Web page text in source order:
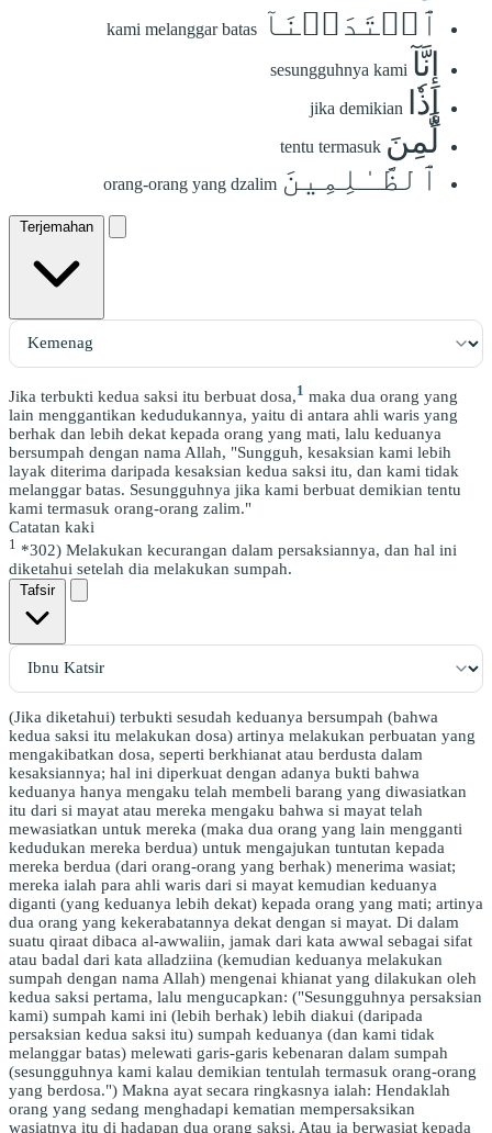
ٱعۡتَدَيۡنَآ kami melanggar batas
إِنَّآ sesungguhnya kami
إِذٗا jika demikian
لَّمِنَ tentu termasuk
ٱلظَّـٰلِمِينَ orang-orang yang dzalim
Terjemahan
Jika terbukti kedua saksi itu berbuat dosa,1 maka dua orang yang
lain menggantikan kedudukannya, yaitu di antara ahli waris yang
berhak dan lebih dekat kepada orang yang mati, lalu keduanya
bersumpah dengan nama Allah, "Sungguh, kesaksian kami lebih
layak diterima daripada kesaksian kedua saksi itu, dan kami tidak
melanggar batas. Sesungguhnya jika kami berbuat demikian tentu
kami termasuk orang-orang zalim."
Catatan kaki
1 *302) Melakukan kecurangan dalam persaksiannya, dan hal ini
diketahui setelah dia melakukan sumpah.
Tafsir
(Jika diketahui) terbukti sesudah keduanya bersumpah (bahwa
kedua saksi itu melakukan dosa) artinya melakukan perbuatan yang
mengakibatkan dosa, seperti berkhianat atau berdusta dalam
kesaksiannya; hal ini diperkuat dengan adanya bukti bahwa
keduanya hanya mengaku telah membeli barang yang diwasiatkan
itu dari si mayat atau mereka mengaku bahwa si mayat telah
mewasiatkan untuk mereka (maka dua orang yang lain mengganti
kedudukan mereka berdua) untuk mengajukan tuntutan kepada
mereka berdua (dari orang-orang yang berhak) menerima wasiat;
mereka ialah para ahli waris dari si mayat kemudian keduanya
diganti (yang keduanya lebih dekat) kepada orang yang mati; artinya
dua orang yang kekerabatannya dekat dengan si mayat. Di dalam
suatu qiraat dibaca al-awwaliin, jamak dari kata awwal sebagai sifat
atau badal dari kata alladziina (kemudian keduanya melakukan
sumpah dengan nama Allah) mengenai khianat yang dilakukan oleh
kedua saksi pertama, lalu mengucapkan: ("Sesungguhnya persaksian
kami) sumpah kami ini (lebih berhak) lebih diakui (daripada
persaksian kedua saksi itu) sumpah keduanya (dan kami tidak
melanggar batas) melewati garis-garis kebenaran dalam sumpah
(sesungguhnya kami kalau demikian tentulah termasuk orang-orang
yang berdosa.") Makna ayat secara ringkasnya ialah: Hendaklah
orang yang sedang menghadapi kematian mempersaksikan
wasiatnya itu di hadapan dua orang saksi. Atau ia berwasiat kepada